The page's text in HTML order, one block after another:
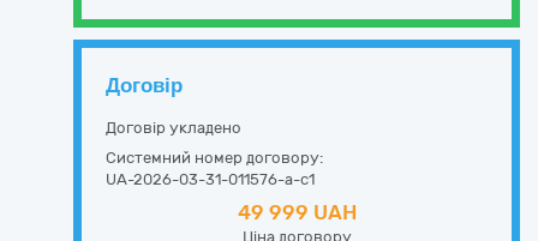
Договір
Договір укладено
Системний номер договору:
UA-2026-03-31-011576-a-c1
49 999 UAH
Ціна договору